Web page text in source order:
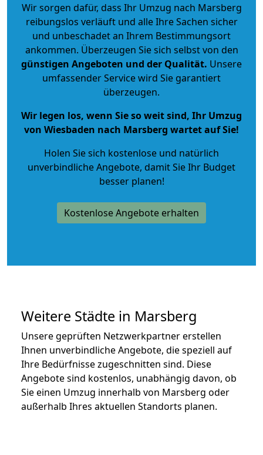
Wir sorgen dafür, dass Ihr Umzug nach Marsberg
reibungslos verläuft und alle Ihre Sachen sicher
und unbeschadet an Ihrem Bestimmungsort
ankommen. Überzeugen Sie sich selbst von den
günstigen Angeboten und der Qualität. Unsere
umfassender Service wird Sie garantiert
überzeugen.
Wir legen los, wenn Sie so weit sind, Ihr Umzug
von Wiesbaden nach Marsberg wartet auf Sie!
Holen Sie sich kostenlose und natürlich
unverbindliche Angebote, damit Sie Ihr Budget
besser planen!
Kostenlose Angebote erhalten
Weitere Städte in Marsberg
Unsere geprüften Netzwerkpartner erstellen
Ihnen unverbindliche Angebote, die speziell auf
Ihre Bedürfnisse zugeschnitten sind. Diese
Angebote sind kostenlos, unabhängig davon, ob
Sie einen Umzug innerhalb von Marsberg oder
außerhalb Ihres aktuellen Standorts planen.